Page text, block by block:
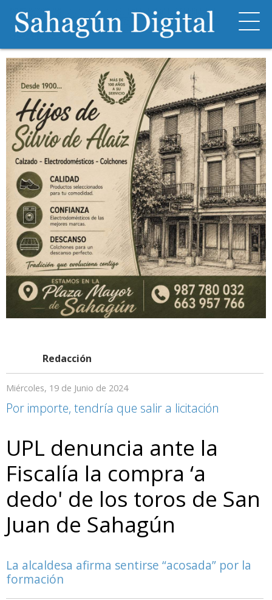
Redacción
Miércoles, 19 de Junio de 2024
Por importe, tendría que salir a licitación
UPL denuncia ante la
Fiscalía la compra ‘a
dedo' de los toros de San
Juan de Sahagún
La alcaldesa afirma sentirse “acosada” por la
formación